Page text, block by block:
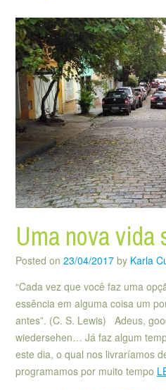
Uma nova vida
Posted on 23/04/2017 by Karla
“Cada vez que você faz uma
essência em alguma coisa um
antes”. (C. S. Lewis) Adeus,
wiedersehen… Já faz algum
este dia, o qual nos livraríamos
programamos por muito tempo